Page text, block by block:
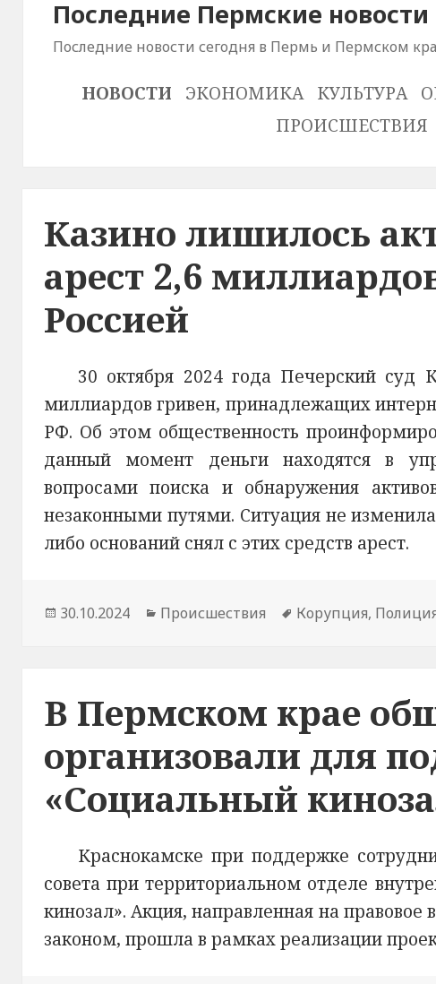
Последние Пермские новости
Последние новости сегодня в Пермь и Пермском
НОВОСТИ ЭКОНОМИКА КУЛЬТУРА
ПРОИСШЕСТВИЯ
Казино лишилось
арест 2,6
Россией
30 октября 2024 года Печерский суд
миллиардов гривен, принадлежащих
РФ. Об этом общественность
данный момент деньги находятся в
вопросами поиска и обнаружения
незаконными путями. Ситуация не
либо оснований снял с этих средств арест.
Опубликовано
30.10.2024 Рубрики
Происшествия Метки
Корупция,
В Пермском крае
организовали для
«Социальный
Краснокамске при поддержке
совета при территориальном отделе
кинозал». Акция, направленная на
законом, прошла в рамках реализации